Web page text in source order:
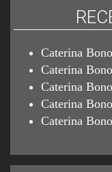
Caterina
Caterina
Caterina
Caterina
Caterina